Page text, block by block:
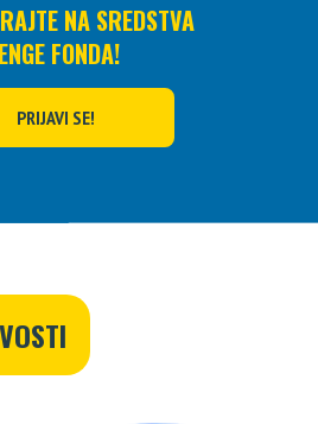
NA SREDSTVA
FONDA!
PRIJAVI SE!